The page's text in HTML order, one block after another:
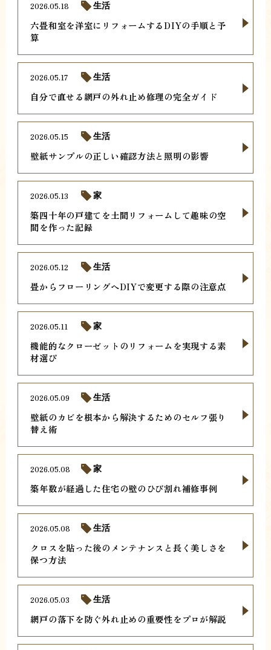
六畳和室を洋室にリフォームするDIYの手順と予
算
2026.05.18 生活
自分で直せる網戸の外れ止め修理の完全ガイド
2026.05.17 生活
壁紙サンプルの正しい確認方法と照明の影響
2026.05.15 生活
築四十年の戸建てを土間リフォームして趣味の空
間を作った記録
2026.05.13 家
畳からフローリングへDIYで変更する際の注意点
2026.05.12 生活
機能的なクローゼットのリフォームを実現する素
材選び
2026.05.11 家
壁紙のカビを根本から解決するためのセルフ張り
替え術
2026.05.09 生活
築年数が経過した住宅の壁のひび割れ補修事例
2026.05.08 家
クロスを貼った後のメンテナンスと長く美しさを
保つ方法
2026.05.08 生活
網戸の落下を防ぐ外れ止めの重要性をプロが解説
2026.05.03 生活